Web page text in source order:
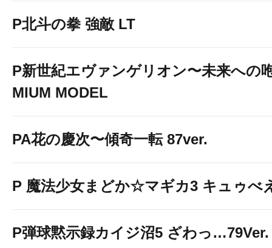
P北斗の拳 強敵 LT
P新世紀エヴァンゲリオン〜未来への
MIUM MODEL
PA花の慶次〜傾奇一転 87ver.
P 魔法少女まどか☆マギカ3 キュゥべ
P弾球黙示録カイジ沼5 ざわっ…79Ver.